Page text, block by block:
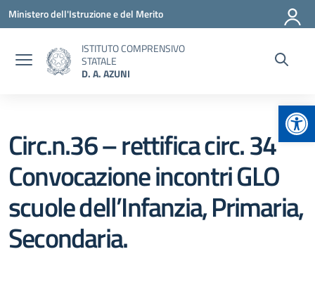
Vai ai contenuti
Vai al menu di navigazione
Vai al footer
Ministero dell'Istruzione e del Merito
ISTITUTO COMPRENSIVO
STATALE
D. A. AZUNI
Circ.n.36 – rettifica circ. 34
Convocazione incontri GLO
scuole dell’Infanzia, Primaria,
Secondaria.